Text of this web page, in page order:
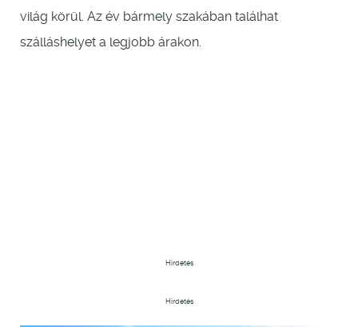
világ körül. Az év bármely szakában találhat
szálláshelyet a legjobb árakon.
Hirdetés
Hirdetés